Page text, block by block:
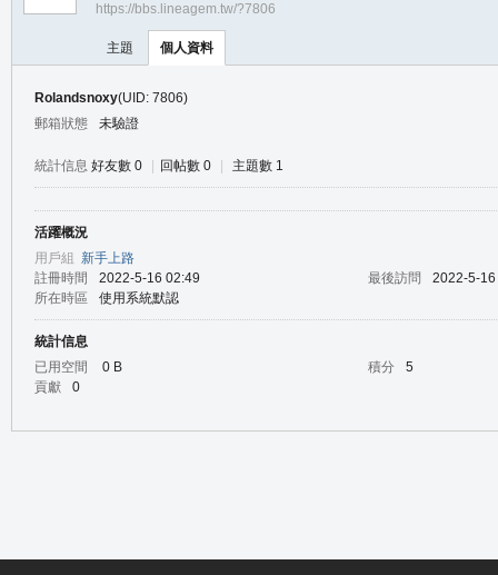
https://bbs.lineagem.tw/?7806
主題 個人資料
Rolandsnoxy(UID: 7806)
郵箱狀態
未驗證
統計信息 好友數 0 回帖數 0 主題數 1
活躍概況
用戶組 新手上路
註冊時間
2022-5-16 02:49 最後訪問
2022-5-
所在時區
使用系統默認
統計信息
已用空間
0 B 積分
5
貢獻
0